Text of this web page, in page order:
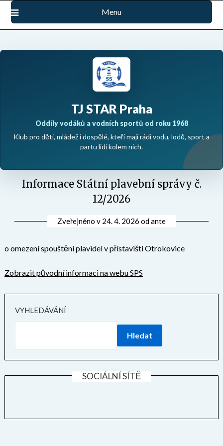
Přejdi
obsah
Menu
TJ STAR Praha
Oddíly vodáků a vodních sportů od roku 1968
Klub pro děti, mládež i dospělé, kteří mají rádi vodu, lodě, sport a
partu lidí kolem nich.
Informace Státní plavební správy č.
12/2026
Zveřejněno v 24. 4. 2026 odante
o omezení spouštění plavidel v přístavišti Otrokovice
Zobrazit původní informaci na webu SPS
VYHLEDÁVÁNÍ
Hledat
SOCIÁLNÍ SÍTĚ